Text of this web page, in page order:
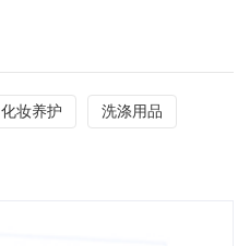
化妆养护 洗涤用品